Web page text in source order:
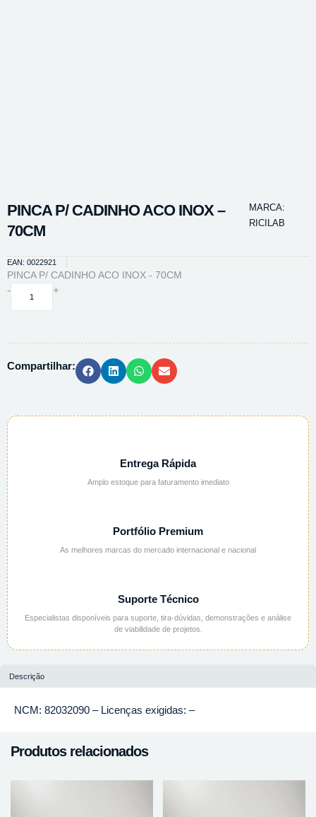
PINCA P/ CADINHO ACO INOX –
70CM
MARCA:
RICILAB
EAN: 0022921
PINCA P/ CADINHO ACO INOX - 70CM
-
PINCA
-
+
Compartilhar:
Entrega Rápida
Amplo estoque para faturamento imediato
Portfólio Premium
As melhores marcas do mercado internacional e nacional
Suporte Técnico
Especialistas disponíveis para suporte, tira-dúvidas, demonstrações e análise
de viabilidade de projetos.
Descrição
NCM: 82032090 – Licenças exigidas: –
Produtos relacionados